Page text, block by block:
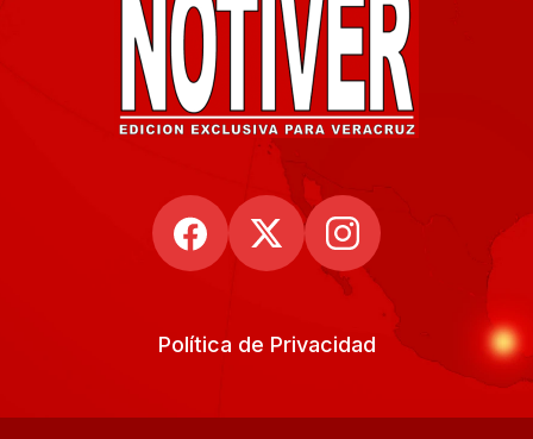
Política de Privacidad